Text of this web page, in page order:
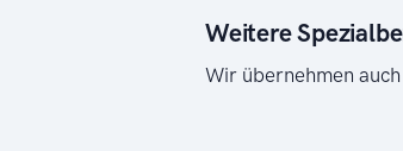
Weitere
Wir übernehmen auch